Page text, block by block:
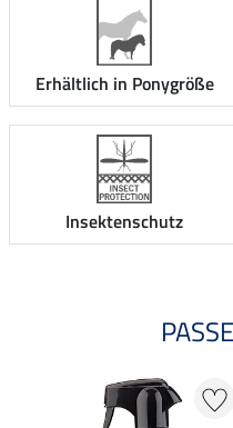
Erhältlich in Ponygröße
Insektenschutz